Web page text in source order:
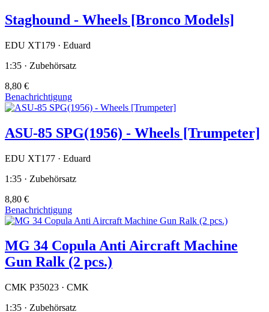
Staghound - Wheels [Bronco Models]
EDU XT179 · Eduard
1:35 · Zubehörsatz
8,80 €
Benachrichtigung
ASU-85 SPG(1956) - Wheels [Trumpeter]
EDU XT177 · Eduard
1:35 · Zubehörsatz
8,80 €
Benachrichtigung
MG 34 Copula Anti Aircraft Machine
Gun Ralk (2 pcs.)
CMK P35023 · CMK
1:35 · Zubehörsatz